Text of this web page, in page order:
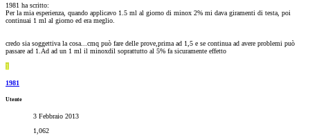
1981 ha scritto:
Per la mia esperienza, quando applicavo 1.5 ml al giorno di minox 2% mi dava giramenti di testa, poi
continuai 1 ml al giorno ed era meglio.
credo sia soggettiva la cosa...cmq può fare delle prove,prima ad 1,5 e se continua ad avere problemi può
passare ad 1.Ad ad un 1 ml il minoxdil soprattutto al 5% fa sicuramente effetto
1
1981
Utente
3 Febbraio 2013
1,062